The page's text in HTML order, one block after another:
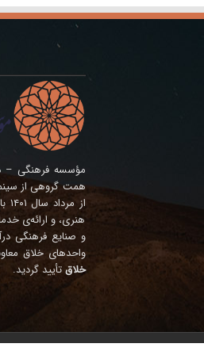
همت گروهی از
هنری، و ارائه‌ی
واحدهای خلاق
خلاقتأیید گردید.